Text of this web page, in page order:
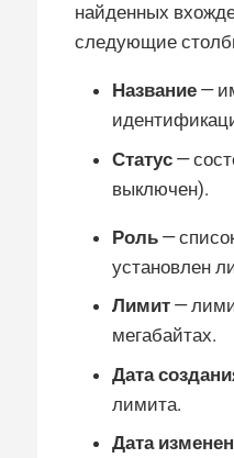
найденных
следующие
Название —
Статус —
выключен).
Роль —
установлен
Лимит —
мегабайтах.
Дата
лимита.
Дата